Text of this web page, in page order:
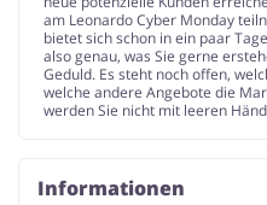
am Leonardo Cyber Monday
bietet sich schon in ein paar
also genau, was Sie gerne
Geduld. Es steht noch offen,
welche andere Angebote die
werden Sie nicht mit leeren
Informationen